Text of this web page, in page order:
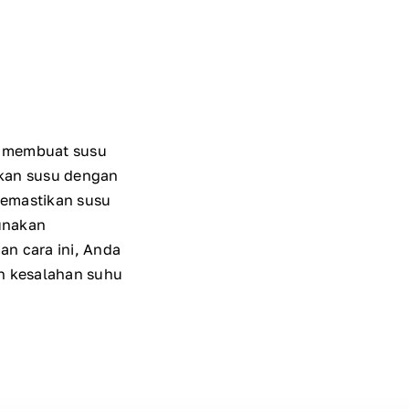
susu
susu dengan
susu
cara ini, Anda
kesalahan suhu